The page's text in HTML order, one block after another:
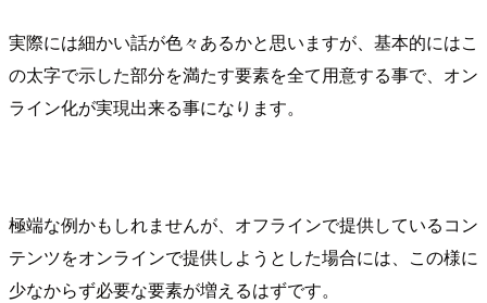
実際には細かい話が色々あるかと思いますが、基本的にはこ
の太字で示した部分を満たす要素を全て用意する事で、オン
ライン化が実現出来る事になります。
極端な例かもしれませんが、オフラインで提供しているコン
テンツをオンラインで提供しようとした場合には、この様に
少なからず必要な要素が増えるはずです。